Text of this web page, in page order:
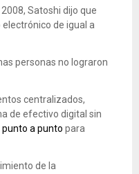
Satoshi dijo que
de igual a
personas no lograron
centralizados,
de efectivo digital sin
punto a punto para
de la